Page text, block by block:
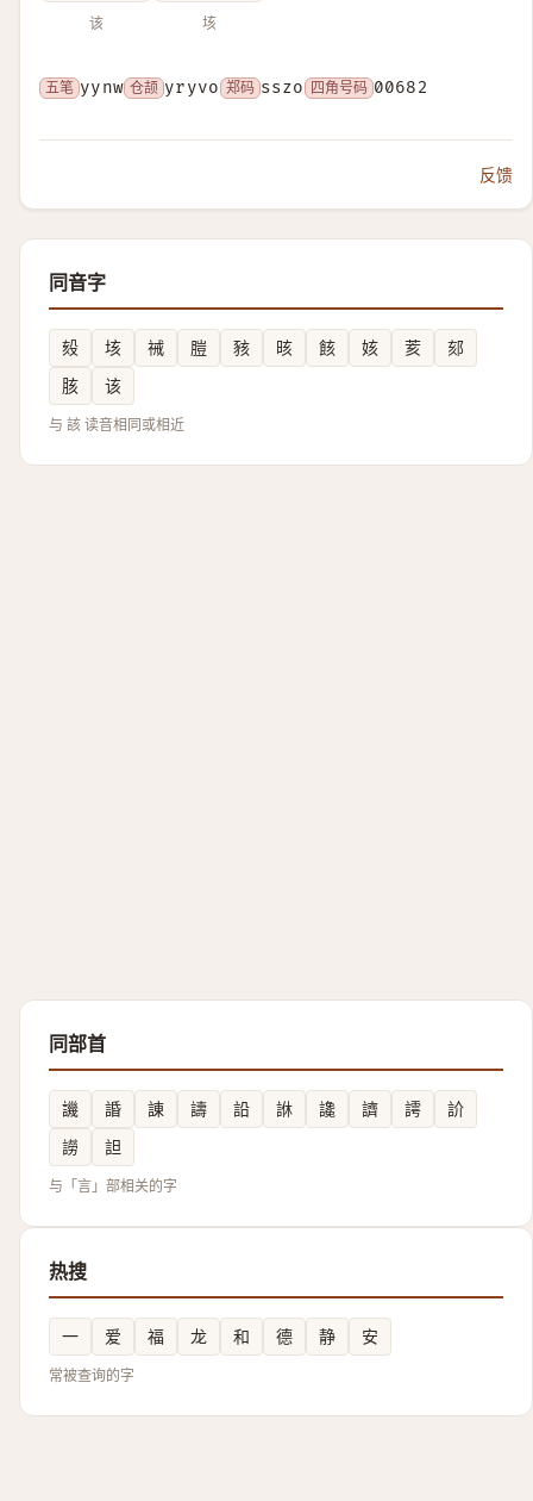
该 垓
五笔 yynw 仓颉 yryvo 郑码 sszo 四角号码 00682
反馈
同音字
㱾 垓 祴 䐩 豥 晐 䬵 姟 荄
郂
胲
该
与 該 读音相同或相近
同部首
譏 諙 諌 譸 䛇 䛙 䜛 䜞 謣
䚸
䜎
詚
与「言」部相关的字
热搜
一 爱 福 龙 和 德 静 安
常被查询的字